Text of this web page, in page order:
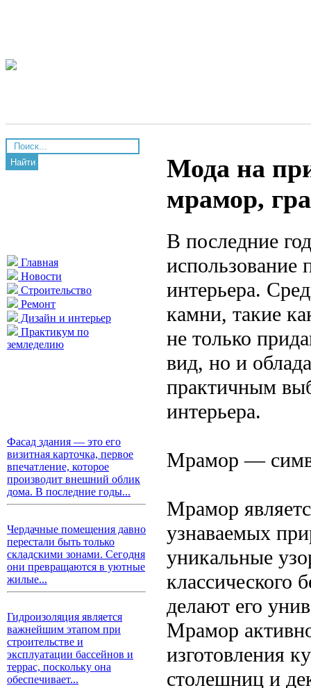
Найти
Главная
Новости
Строительство
Ремонт
Дизайн и интерьер
Практикум по
земледелию
Фасад здания — это его
визитная карточка, первое
впечатление, которое
производит внешний облик
дома. В последние годы...
Чердачные помещения давно
перестали быть только
складскими зонами. Сегодня
они превращаются в уютные
жилые...
Гидроизоляция является
важнейшим этапом при
строительстве и
эксплуатации бассейнов и
террас, поскольку она
обеспечивает...
Мода на
мрамор,
В последние
использование
интерьера.
камни, такие
не только
вид, но и
практичным
интерьера.
Мрамор —
Мрамор
узнаваемых
уникальные
делают его
Мрамор
изготовления
столешниц и